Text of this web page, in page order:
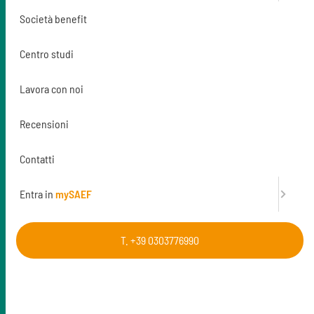
Società benefit
Centro studi
Lavora con noi
Recensioni
Contatti
Entra in mySAEF
T. +39 0303776990